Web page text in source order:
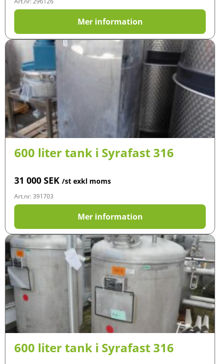
Mer information
600 liter tank i Syrafast 316
31 000 SEK /st exkl moms
Art.nr: 391703
Mer information
600 liter tank i Syrafast 316